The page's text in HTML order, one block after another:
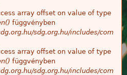
array offset on value of type
függvényben
sdg.org.hu/includes/com
array offset on value of type
függvényben
sdg.org.hu/includes/com